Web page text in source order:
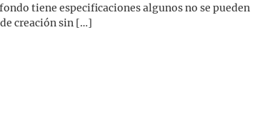
tiene especificaciones algunos no se pueden
creación sin […]